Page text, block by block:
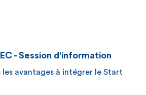
- Session d'information
les avantages à intégrer le Start